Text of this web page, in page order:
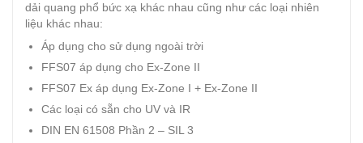
dải quang phổ bức xạ khác nhau cũng như các loại nhiên
liệu khác nhau:
Áp dụng cho sử dụng ngoài trời
FFS07 áp dụng cho Ex-Zone II
FFS07 Ex áp dụng Ex-Zone I + Ex-Zone II
Các loại có sẵn cho UV và IR
DIN EN 61508 Phần 2 – SIL 3